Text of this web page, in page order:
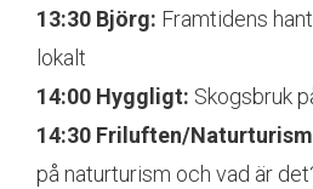
13:30 Björg: Framtidens
lokalt
14:00 Hyggligt: Skogsbruk
14:30 Friluften/
på naturturism och vad är